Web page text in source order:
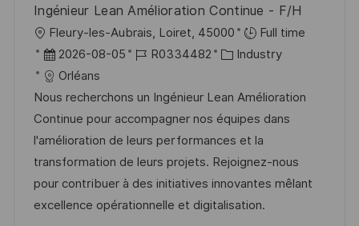
r
ö
f
f
e
n
t
l
i
c
Ingénieur Lean Amélioration Continue - F/H
O
r
t
Fleury-les-Aubrais, Loiret, 45000
Full time
D
a
t
u
m
d
e
r
2026-08-05
J
b
-
I
D
R0334482
K
t
e
g
o
r
i
Industry
Orléans
Nous recherchons un Ingénieur Lean Amélioration
Continue pour accompagner nos équipes dans
l'amélioration de leurs performances et la
transformation de leurs projets. Rejoignez-nous
pour contribuer à des initiatives innovantes mêlant
excellence opérationnelle et digitalisation.